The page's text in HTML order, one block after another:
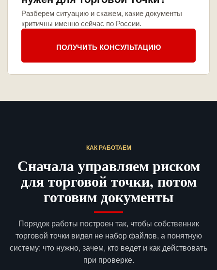
Разберем ситуацию и скажем, какие документы
критичны именно сейчас по России.
ПОЛУЧИТЬ КОНСУЛЬТАЦИЮ
КАК РАБОТАЕМ
Сначала управляем риском
для торговой точки, потом
готовим документы
Порядок работы построен так, чтобы собственник
торговой точки видел не набор файлов, а понятную
систему: что нужно, зачем, кто ведет и как действовать
при проверке.